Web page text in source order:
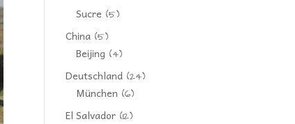
Sucre (5)
China (5)
Beijing (4)
Deutschland (24)
München (6)
El Salvador (12)